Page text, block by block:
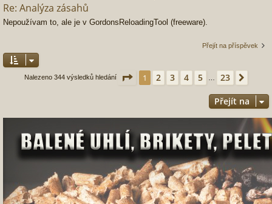
Re: Analýza zásahů
Nepoužívam to, ale je v GordonsReloadingTool (freeware).
Přejít na příspěvek
Nalezeno 344 výsledků hledání Stránka 1z 23
1 2 3 4 5 23
Přejít na